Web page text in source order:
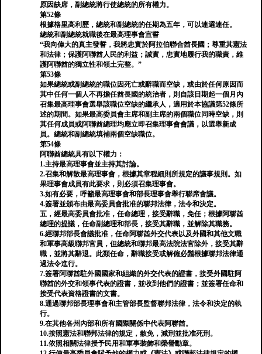
原因缺席，副總統將行使總統的所有權力。
第52條
根據格里高利歷，總統和副總統的任期為五年，可以連選連任。
總統和副總統就職後在最高理事會宣誓
“我向偉大的真主發誓，我將忠實於阿拉伯聯合酋長國；尊重其憲法
和法律；保護阿聯酋人民的利益；誠實，忠實地履行我的職責，維
護阿聯酋的獨立性和領土完整。”
第53條
如果總統或副總統的職位因死亡或辭職而空缺，或由於任何原因而
其中任何一個人不再擔任酋長國的統治者，則自該日期起一個月內
召集最高理事會選舉該職位空缺的繼承人，適用於本協議第52條所
述的期間。如果最高委員會主席和副主席的兩個職位同時空缺，則
其任何成員或阿聯酋總理均應立即召集理事會會議，以選舉新成
員。總統和副總統填補兩個空缺職位。
第54條
阿聯酋總統具有以下權力：
1.主持最高理事會並主持其討論。
2.召集和解散最高理事會，根據其章程細則所規定的議事規則。如
果理事會成員有此要求，則必須召集理事會。
3.如有必要，呼籲最高理事會和部長理事會舉行聯席會議。
4.簽署並頒布由最高委員會批准的聯邦法律，法令和決定。
五，經最高委員會批准，任命總理，接受辭職，免任；根據阿聯酋
總理的提議，任命副總理和部長，接受其辭職，並解除其職務。
6.經聯邦部長會議批准，任命阿聯酋外交代表以及外國和其他文職
和軍事高級聯邦官員，但總統和聯邦最高法院法官除外，接受其辭
職，並將其辭退。此類任命，辭職接受或解僱必鬚根據聯邦法律通
過法令進行。
7.簽署阿聯酋駐外國國家和組織的外交代表的證書，接受外國駐阿
聯酋的外交和領事代表的證書，並收到他們的證書；並簽署任命和
接受代表資格證書的文書。
8.通過聯邦部長理事會和主管部長監督聯邦法律，法令和決定的執
行。
9.在其他各州內部和所有國際關係中代表阿聯酋。
10.按照憲法和聯邦法律的規定，赦免，減刑並批准死刑。
11.依照相關法律授予民用和軍事裝飾和榮譽勳章。